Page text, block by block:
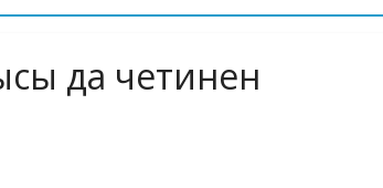
да четинен